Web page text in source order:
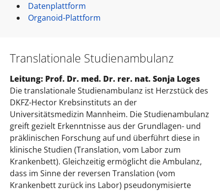
Datenplattform
Organoid-Plattform
Translationale Studienambulanz
Leitung: Prof. Dr. med. Dr. rer. nat. Sonja Loges
Die translationale Studienambulanz ist Herzstück des
DKFZ-Hector Krebsinstituts an der
Universitätsmedizin Mannheim. Die Studienambulanz
greift gezielt Erkenntnisse aus der Grundlagen- und
präklinischen Forschung auf und überführt diese in
klinische Studien (Translation, vom Labor zum
Krankenbett). Gleichzeitig ermöglicht die Ambulanz,
dass im Sinne der reversen Translation (vom
Krankenbett zurück ins Labor) pseudonymisierte